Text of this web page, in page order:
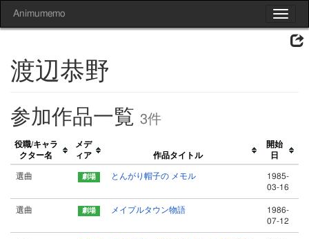
Toggle
Animumemo
渡辺恭野
参加作品一覧 3件
役職/キャラ
クター名
メデ
ィア
作品タイトル
開始
日
選曲 とんがり帽子の メモル
1985-
03-16
選曲 メイプルタウン物語
1986-
07-12